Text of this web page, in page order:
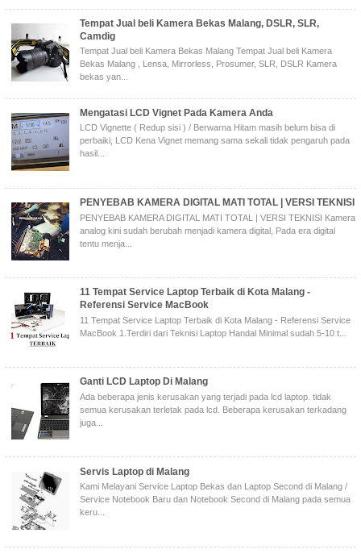
Tempat Jual beli Kamera Bekas Malang, DSLR, SLR,
Camdig
Tempat Jual beli Kamera Bekas Malang Tempat Jual beli Kamera
Bekas Malang , Lensa, Mirrorless, Prosumer, SLR, DSLR Kamera
bekas yan...
Mengatasi LCD Vignet Pada Kamera Anda
LCD Vignette ( Redup sisi ) / Berwarna Hitam masih belum bisa di
perbaiki, LCD Kena Vignet memang sama sekali tidak pengaruh pada
hasil...
PENYEBAB KAMERA DIGITAL MATI TOTAL | VERSI TEKNISI
PENYEBAB KAMERA DIGITAL MATI TOTAL | VERSI TEKNISI Kamera
analog kini sudah berubah menjadi kamera digital, Pada era digital
tentu menja...
11 Tempat Service Laptop Terbaik di Kota Malang -
Referensi Service MacBook
11 Tempat Service Laptop Terbaik di Kota Malang - Referensi Service
MacBook 1.Terdiri dari Teknisi Laptop Handal Minimal sudah 5-10 t...
Ganti LCD Laptop Di Malang
Ada beberapa jenis kerusakan yang terjadi pada lcd laptop. tidak
semua kerusakan terletak pada lcd. Beberapa kerusakan terkadang
juga...
Servis Laptop di Malang
Kami Melayani Service Laptop Bekas dan Laptop Second di Malang /
Service Notebook Baru dan Notebook Second di Malang pada semua
keru...